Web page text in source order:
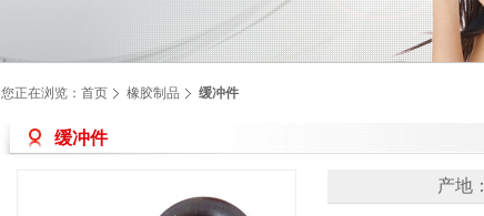
您正在浏览： 首页 橡胶制品 缓冲件
缓冲件
产地：